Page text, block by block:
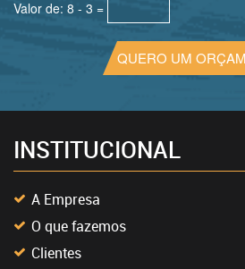
Valor de: 8 - 3 =
QUERO UM
INSTITUCIONAL
A Empresa
O que fazemos
Clientes